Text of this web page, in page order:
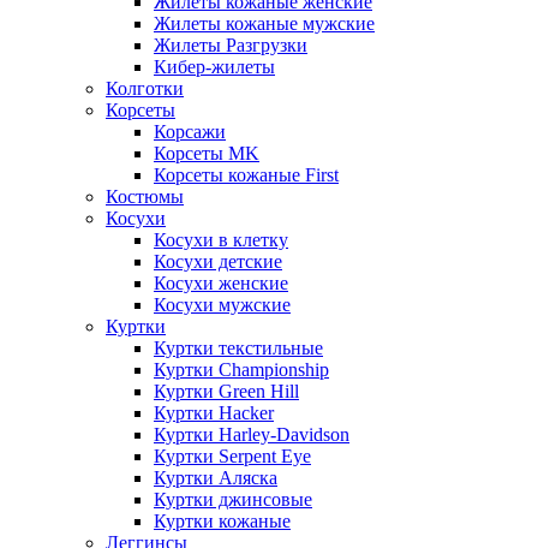
Жилеты кожаные мужские
Жилеты Разгрузки
Кибер-жилеты
Колготки
Корсеты
Корсажи
Корсеты MK
Корсеты кожаные First
Костюмы
Косухи
Косухи в клетку
Косухи детские
Косухи женские
Косухи мужские
Куртки
Куртки текстильные
Куртки Championship
Куртки Green Hill
Куртки Hacker
Куртки Harley-Davidson
Куртки Serpent Eye
Куртки Аляска
Куртки джинсовые
Куртки кожаные
Леггинсы